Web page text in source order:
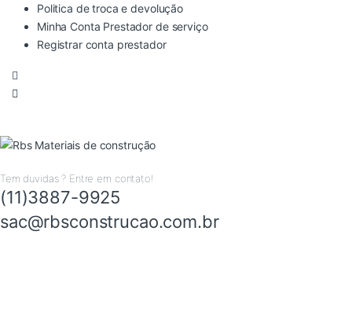
Politica de troca e devolução
Minha Conta Prestador de serviço
Registrar conta prestador
Tem duvidas ? Entre em contato!
(11)3887-9925
sac@rbsconstrucao.com.br